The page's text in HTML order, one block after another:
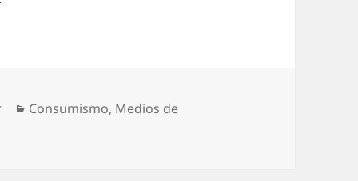
Categorías
Consumismo, Medios de